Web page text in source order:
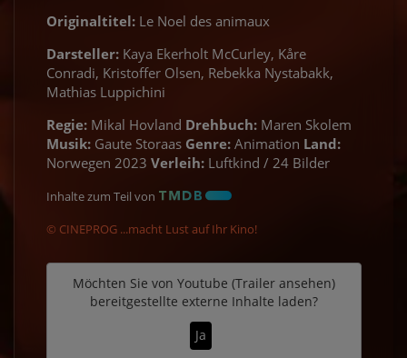
Originaltitel: Le Noel des animaux
Darsteller: Kaya Ekerholt McCurley, Kåre
Conradi, Kristoffer Olsen, Rebekka Nystabakk,
Mathias Luppichini
Regie: Mikal Hovland Drehbuch: Maren Skolem
Musik: Gaute Storaas Genre: Animation Land:
Norwegen 2023 Verleih: Luftkind / 24 Bilder
Inhalte zum Teil von
© CINEPROG ...macht Lust auf Ihr Kino!
Möchten Sie von Youtube (Trailer ansehen)
bereitgestellte externe Inhalte laden?
Ja